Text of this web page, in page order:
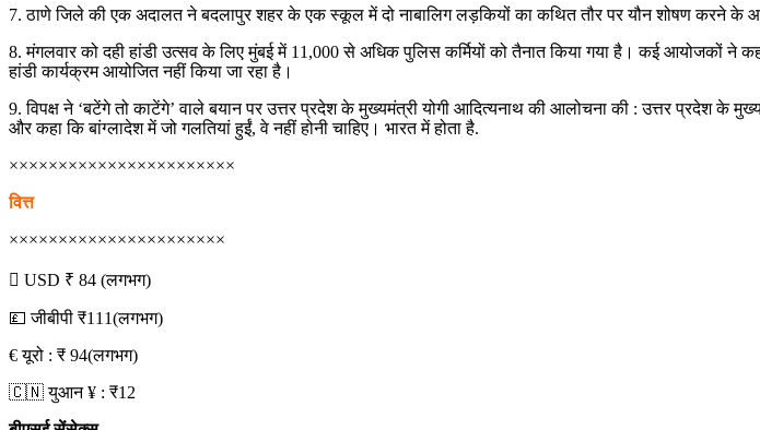
7. ठाणे जिले की एक अदालत ने बदलापुर शहर के एक स्कूल में दो नाबालिग लड़कियों का कथित तौर पर यौन शोषण करने के
8. मंगलवार को दही हांडी उत्सव के लिए मुंबई में 11,000 से अधिक पुलिस कर्मियों को तैनात किया गया है। कई आयोजकों
हांडी कार्यक्रम आयोजित नहीं किया जा रहा है।
9. विपक्ष ने ‘बटेंगे तो काटेंगे’ वाले बयान पर उत्तर प्रदेश के मुख्यमंत्री योगी आदित्यनाथ की आलोचना की : उत्तर प्रदेश के
और कहा कि बांग्लादेश में जो गलतियां हुईं, वे नहीं होनी चाहिए। भारत में होता है.
×××××××××××××××××××××××
वित्त
××××××××××××××××××××××
 USD ₹ 84 (लगभग)
💷 जीबीपी ₹111(लगभग)
€ यूरो : ₹ 94(लगभग)
🇨🇳 युआन ¥ : ₹12